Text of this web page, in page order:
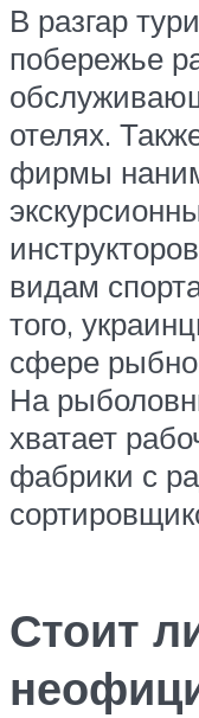
В разгар
побережье
отелях.
фирмы
видам
того,
сфере
На
хватает
фабрики с
Стоит